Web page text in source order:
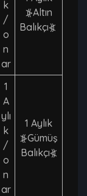
k
/
o
n
ar
⦕Altın
Balıkçı⦖
1
A
ylı
k
/
o
n
ar
1 Aylık
⦕Gümüş
Balıkçı⦖